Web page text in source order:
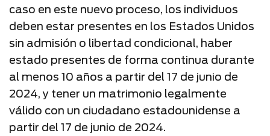
caso en este nuevo proceso, los individuos
deben estar presentes en los Estados Unidos
sin admisión o libertad condicional, haber
estado presentes de forma continua durante
al menos 10 años a partir del 17 de junio de
2024, y tener un matrimonio legalmente
válido con un ciudadano estadounidense a
partir del 17 de junio de 2024.